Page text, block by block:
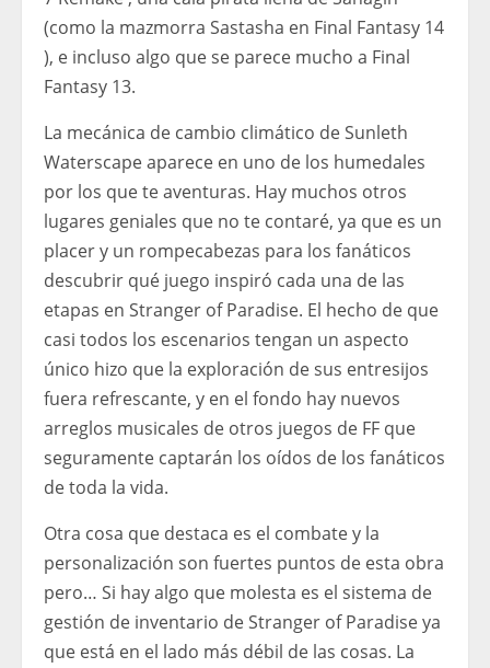
(como la mazmorra Sastasha en Final Fantasy 14
), e incluso algo que se parece mucho a Final
Fantasy 13.
La mecánica de cambio climático de Sunleth
Waterscape aparece en uno de los humedales
por los que te aventuras. Hay muchos otros
lugares geniales que no te contaré, ya que es un
placer y un rompecabezas para los fanáticos
descubrir qué juego inspiró cada una de las
etapas en Stranger of Paradise. El hecho de que
casi todos los escenarios tengan un aspecto
único hizo que la exploración de sus entresijos
fuera refrescante, y en el fondo hay nuevos
arreglos musicales de otros juegos de FF que
seguramente captarán los oídos de los fanáticos
de toda la vida.
Otra cosa que destaca es el combate y la
personalización son fuertes puntos de esta obra
pero… Si hay algo que molesta es el sistema de
gestión de inventario de Stranger of Paradise ya
que está en el lado más débil de las cosas. La